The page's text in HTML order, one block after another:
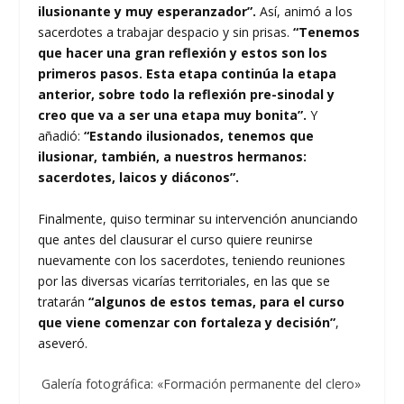
ilusionante y muy esperanzador”. Así, animó a los
sacerdotes a trabajar despacio y sin prisas. “Tenemos
que hacer una gran reflexión y estos son los
primeros pasos. Esta etapa continúa la etapa
anterior, sobre todo la reflexión pre-sinodal y
creo que va a ser una etapa muy bonita”. Y
añadió: “Estando ilusionados, tenemos que
ilusionar, también, a nuestros hermanos:
sacerdotes, laicos y diáconos”.
Finalmente, quiso terminar su intervención anunciando
que antes del clausurar el curso quiere reunirse
nuevamente con los sacerdotes, teniendo reuniones
por las diversas vicarías territoriales, en las que se
tratarán “algunos de estos temas, para el curso
que viene comenzar con fortaleza y decisión”,
aseveró.
Galería fotográfica: «Formación permanente del clero»